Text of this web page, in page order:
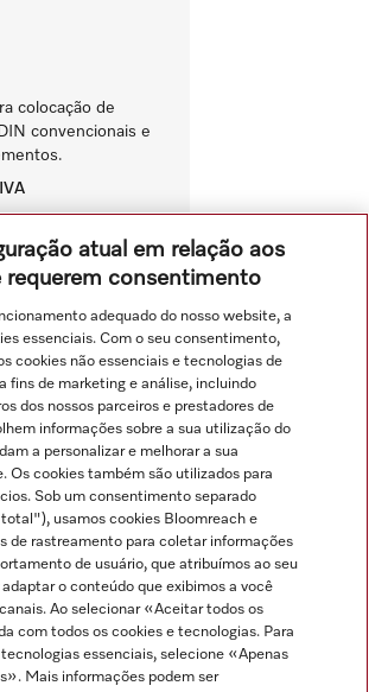
colocação de
convencionais e
atual em relação aos
requerem consentimento
adequado do nosso website, a
essenciais. Com o seu consentimento,
cookies não essenciais e tecnologias de
fins de marketing e análise, incluindo
dos nossos parceiros e prestadores de
informações sobre a sua utilização do
a personalizar e melhorar a sua
Os cookies também são utilizados para
Sob um consentimento separado
usamos cookies Bloomreach e
de rastreamento para coletar informações
de usuário, que atribuímos ao seu
o conteúdo que exibimos a você
Ao selecionar «Aceitar todos os
com todos os cookies e tecnologias. Para
essenciais, selecione «Apenas
Mais informações podem ser